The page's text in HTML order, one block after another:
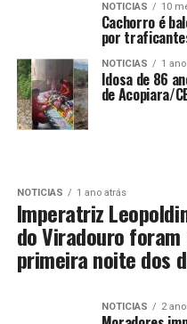
NOTICIAS 10
Cachorro é
por
NOTICIAS 1
Idosa de 86
de Acopiara/
NOTICIAS 1 ano atrás
Imperatriz
do Viradouro
primeira noite dos
NOTICIAS 2